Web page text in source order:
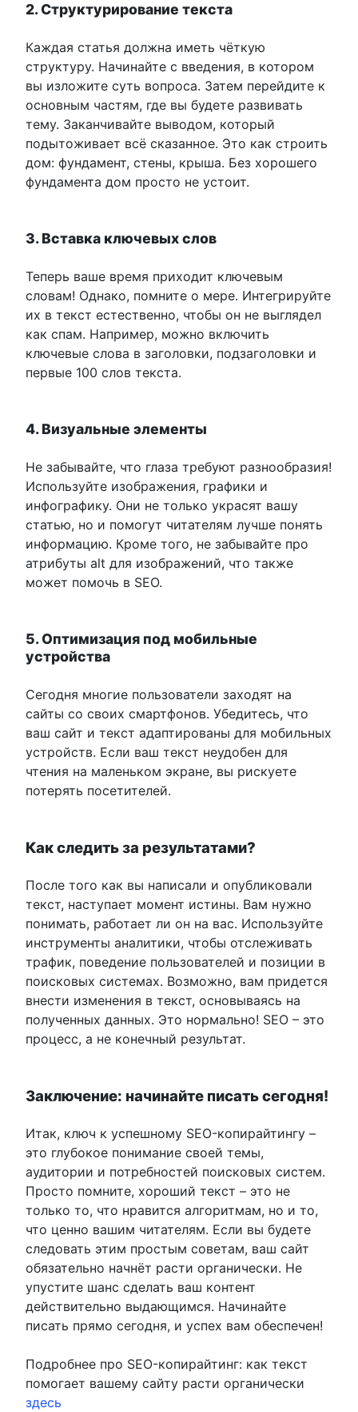
2. Структурирование текста
Каждая статья должна иметь чёткую
структуру. Начинайте с введения, в котором
вы изложите суть вопроса. Затем перейдите к
основным частям, где вы будете развивать
тему. Заканчивайте выводом, который
подытоживает всё сказанное. Это как строить
дом: фундамент, стены, крыша. Без хорошего
фундамента дом просто не устоит.
3. Вставка ключевых слов
Теперь ваше время приходит ключевым
словам! Однако, помните о мере. Интегрируйте
их в текст естественно, чтобы он не выглядел
как спам. Например, можно включить
ключевые слова в заголовки, подзаголовки и
первые 100 слов текста.
4. Визуальные элементы
Не забывайте, что глаза требуют разнообразия!
Используйте изображения, графики и
инфографику. Они не только украсят вашу
статью, но и помогут читателям лучше понять
информацию. Кроме того, не забывайте про
атрибуты alt для изображений, что также
может помочь в SEO.
5. Оптимизация под мобильные
устройства
Сегодня многие пользователи заходят на
сайты со своих смартфонов. Убедитесь, что
ваш сайт и текст адаптированы для мобильных
устройств. Если ваш текст неудобен для
чтения на маленьком экране, вы рискуете
потерять посетителей.
Как следить за результатами?
После того как вы написали и опубликовали
текст, наступает момент истины. Вам нужно
понимать, работает ли он на вас. Используйте
инструменты аналитики, чтобы отслеживать
трафик, поведение пользователей и позиции в
поисковых системах. Возможно, вам придется
внести изменения в текст, основываясь на
полученных данных. Это нормально! SEO – это
процесс, а не конечный результат.
Заключение: начинайте писать сегодня!
Итак, ключ к успешному SEO-копирайтингу –
это глубокое понимание своей темы,
аудитории и потребностей поисковых систем.
Просто помните, хороший текст – это не
только то, что нравится алгоритмам, но и то,
что ценно вашим читателям. Если вы будете
следовать этим простым советам, ваш сайт
обязательно начнёт расти органически. Не
упустите шанс сделать ваш контент
действительно выдающимся. Начинайте
писать прямо сегодня, и успех вам обеспечен!
Подробнее про SEO-копирайтинг: как текст
помогает вашему сайту расти органически
здесь